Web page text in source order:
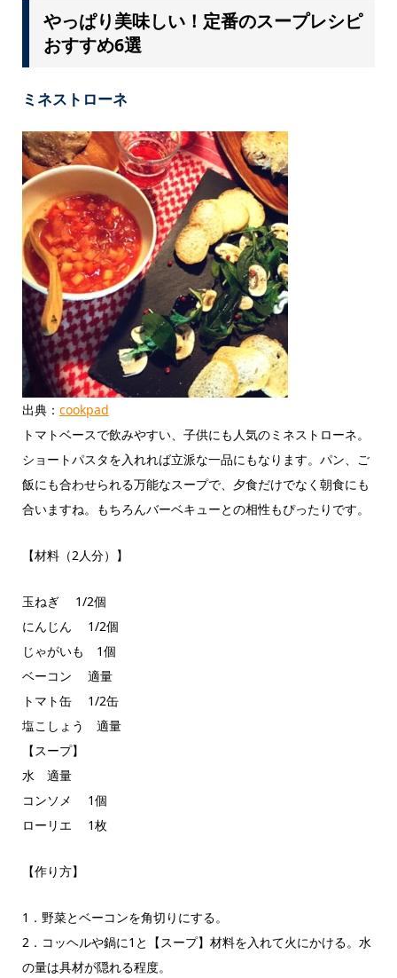
やっぱり美味しい！定番のスープレシピ
おすすめ6選
ミネストローネ
出典： cookpad
トマトベースで飲みやすい、子供にも人気のミネストローネ。
ショートパスタを入れれば立派な一品にもなります。パン、ご
飯にも合わせられる万能なスープで、夕食だけでなく朝食にも
合いますね。もちろんバーベキューとの相性もぴったりです。
【材料（2人分）】
玉ねぎ 1/2個
にんじん 1/2個
じゃがいも 1個
ベーコン 適量
トマト缶 1/2缶
塩こしょう 適量
【スープ】
水 適量
コンソメ 1個
ローリエ 1枚
【作り方】
1．野菜とベーコンを角切りにする。
2．コッヘルや鍋に1と【スープ】材料を入れて火にかける。水
の量は具材が隠れる程度。